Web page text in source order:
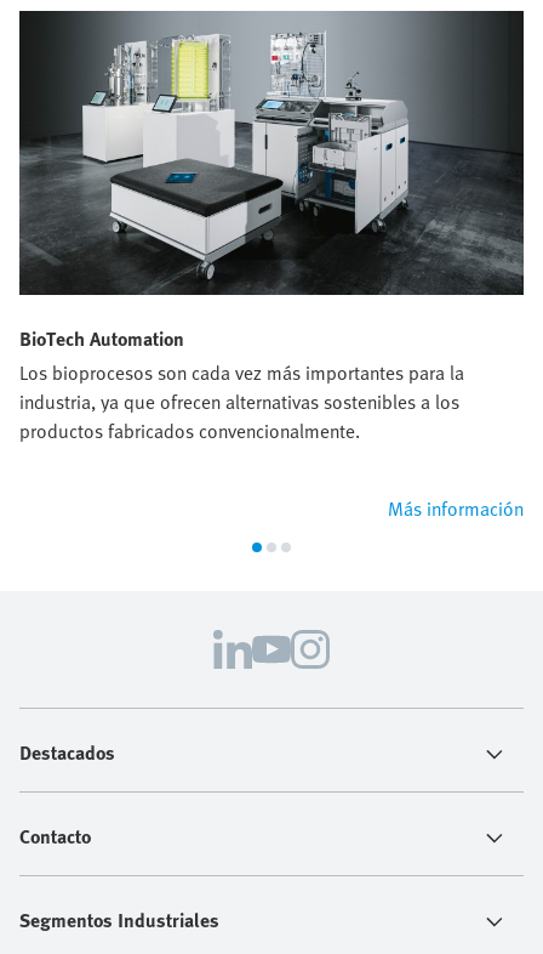
BioTech Automation
Los bioprocesos son cada vez más importantes para la
industria, ya que ofrecen alternativas sostenibles a los
productos fabricados convencionalmente.
Más información
Destacados
Contacto
Segmentos Industriales